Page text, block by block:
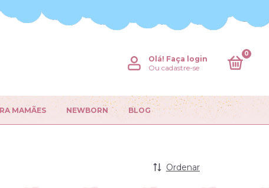
Olá! Faça login
Ou cadastre-se
0
MAMÃES NEWBORN BLOG
Ordenar